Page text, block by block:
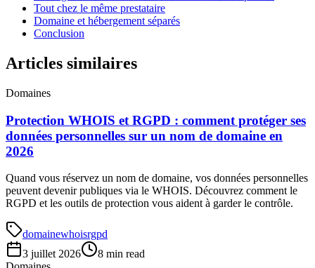
Tout chez le même prestataire
Domaine et hébergement séparés
Conclusion
Articles similaires
Domaines
Protection WHOIS et RGPD : comment protéger ses
données personnelles sur un nom de domaine en
2026
Quand vous réservez un nom de domaine, vos données personnelles
peuvent devenir publiques via le WHOIS. Découvrez comment le
RGPD et les outils de protection vous aident à garder le contrôle.
domainewhoisrgpd
3 juillet 2026
8 min read